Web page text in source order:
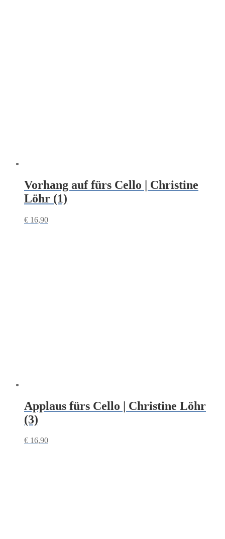
Vorhang auf fürs Cello | Christine
Löhr (1)
€ 16,90
Applaus fürs Cello | Christine Löhr
(3)
€ 16,90